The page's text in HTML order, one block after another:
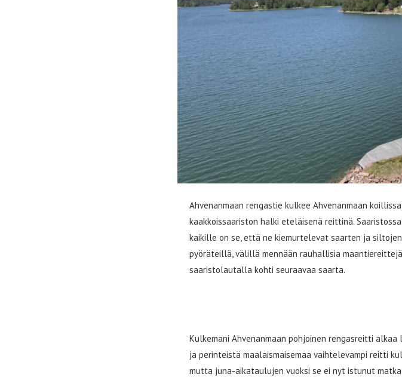
Ahvenanmaan rengastie kulkee Ahvenanmaan
kaakkoissaariston halki eteläisenä reittinä.
kaikille on se, että ne kiemurtelevat saarten ja
pyöräteillä, välillä mennään rauhallisia
saaristolautalla kohti seuraavaa saarta.
Kulkemani Ahvenanmaan pohjoinen rengasreitti
ja perinteistä maalaismaisemaa vaihtelevampi reitti
mutta juna-aikataulujen vuoksi se ei nyt istunut